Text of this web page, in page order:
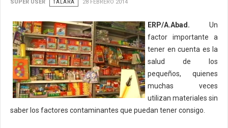
SUPER USER TALARA 28 FEBRERO 2014
ERP/A.Abad. Un
factor importante a
tener en cuenta es la
salud de los
pequeños, quienes
muchas veces
utilizan materiales sin
saber los factores contaminantes que puedan tener consigo.